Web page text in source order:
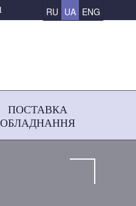
RU UA ENG
ПОСТАВКА
ОБЛАДНАННЯ